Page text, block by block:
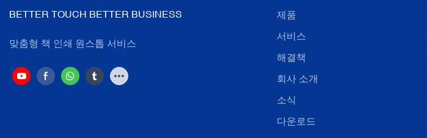
BETTER TOUCH BETTER BUSINESS
맞춤형 책 인쇄 원스톱 서비스
제품
서비스
해결책
회사 소개
소식
다운로드